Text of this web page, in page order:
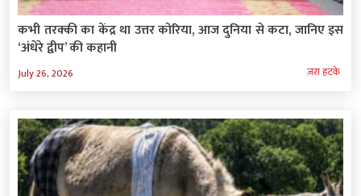
कभी तरक्की का केंद्र था उत्तर कोरिया, आज दुनिया से कटा, जानिए इस
‘अंधेरे द्वीप’ की कहानी
July 26, 2026 ज़रा हटके